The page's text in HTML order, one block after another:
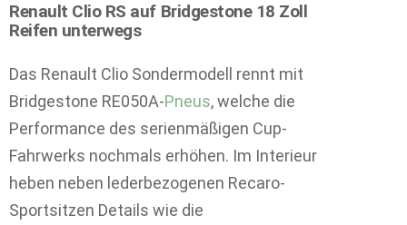
Renault Clio RS auf Bridgestone 18 Zoll
Reifen unterwegs
Das Renault Clio Sondermodell rennt mit
Bridgestone RE050A-Pneus, welche die
Performance des serienmäßigen Cup-
Fahrwerks nochmals erhöhen. Im Interieur
heben neben lederbezogenen Recaro-
Sportsitzen Details wie die